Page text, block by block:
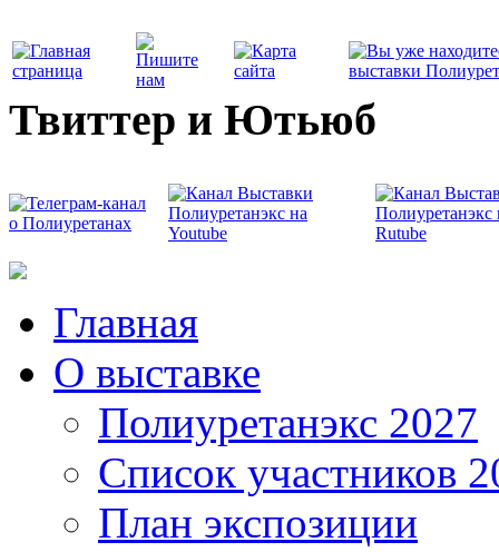
Твиттер и Ютьюб
Главная
О выставке
Полиуретанэкс 2027
Список участников
План экспозиции